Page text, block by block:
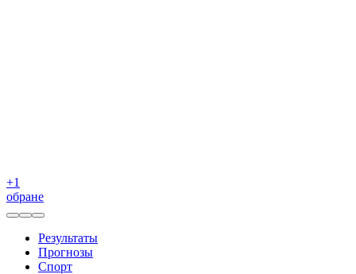
+1
обране
Результаты
Прогнозы
Спорт